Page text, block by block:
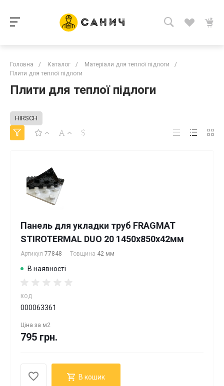
Головна / Каталог / Матеріали для теплої підлоги
/
Плити для теплої підлоги
Плити для теплої підлоги
HIRSCH
Панель для укладки труб FRAGMAT
STIROTERMAL DUO 20 1450x850x42мм
Артикул 77848 Товщина 42 мм
В наявності
КОД
000063361
Ціна за м2
795 грн.
В кошик